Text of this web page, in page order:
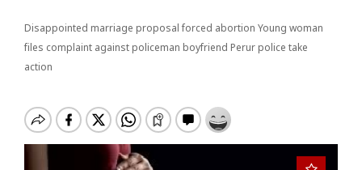
n
Disappointed marriage proposal forced abortion Young woman
files complaint against policeman boyfriend Perur police take
action